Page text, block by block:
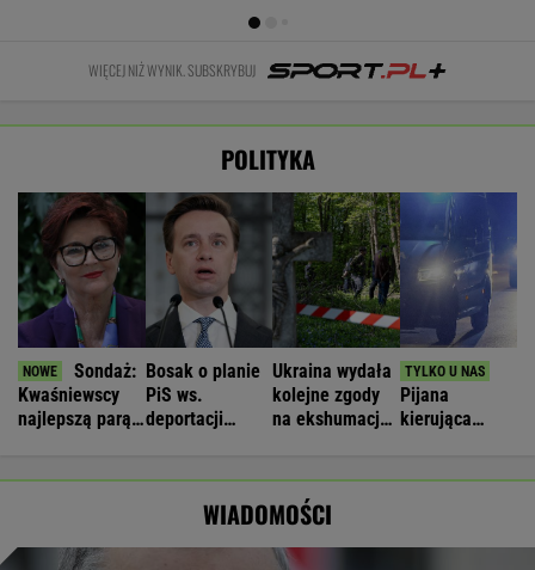
WIĘCEJ NIŻ WYNIK. SUBSKRYBUJ
POLITYKA
Sondaż:
Kwaśniewscy
najlepszą parą
Bosak o planie
PiS ws.
deportacji
Ukraina wydała
kolejne zgody
na ekshumacje
Pijana
kierująca
WIADOMOŚCI